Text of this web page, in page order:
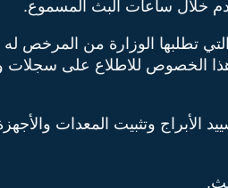
التي تطلبها الوزارة من المرخص
الخصوص للاطلاع على سجلات
الأبراج وتثبيت المعدات